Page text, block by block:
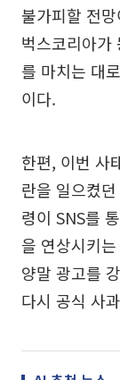
불가피할 전
벅스코리아가
를 마치는 대
이다.
한편, 이번 사
란을 일으켰
령이 SNS를
을 연상시키
양말 광고를
다시 공식 사